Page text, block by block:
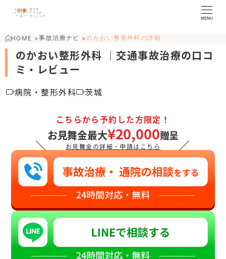
MENU
HOME >事故治療ナビ >のかおい整形外科の詳細
のかおい整形外科 ｜交通事故治療の口コ
ミ・レビュー
病院・整形外科 茨城
＼
こちらから予約した方限定！
お見舞金最大¥20,000贈呈
お見舞金の詳細・申請はこちら ／